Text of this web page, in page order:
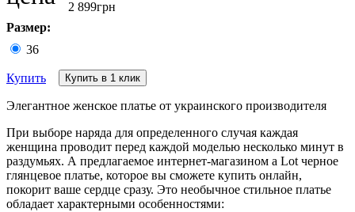
2 899грн
Размер:
36
Купить Купить в 1 клик
Элегантное женское платье от украинского производителя
При выборе наряда для определенного случая каждая
женщина проводит перед каждой моделью несколько минут в
раздумьях. А предлагаемое интернет-магазином a Lot черное
глянцевое платье, которое вы сможете купить онлайн,
покорит ваше сердце сразу. Это необычное стильное платье
обладает характерными особенностями: